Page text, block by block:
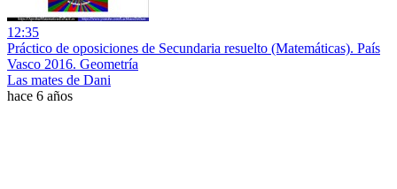
12:35
Práctico de oposiciones de Secundaria resuelto (Matemáticas). País
Vasco 2016. Geometría
Las mates de Dani
hace 6 años